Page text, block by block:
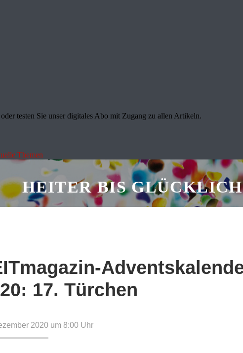
testen Sie unser digitales Abo mit Zugang zu allen Artikeln.
Themen
HEITER BIS GLÜCKLICH
17. Türchen
2020 um 8:00 Uhr